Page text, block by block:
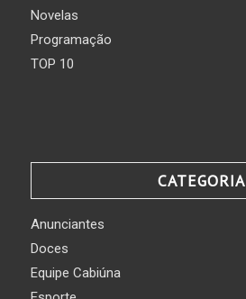
Novelas
Programação
TOP 10
CATEGORIA
Anunciantes
Doces
Equipe Cabiúna